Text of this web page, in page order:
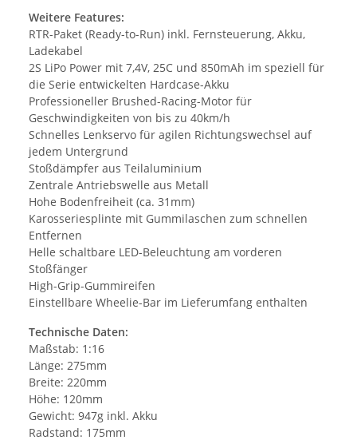
Weitere Features:
RTR-Paket (Ready-to-Run) inkl. Fernsteuerung, Akku,
Ladekabel
2S LiPo Power mit 7,4V, 25C und 850mAh im speziell für
die Serie entwickelten Hardcase-Akku
Professioneller Brushed-Racing-Motor für
Geschwindigkeiten von bis zu 40km/h
Schnelles Lenkservo für agilen Richtungswechsel auf
jedem Untergrund
Stoßdämpfer aus Teilaluminium
Zentrale Antriebswelle aus Metall
Hohe Bodenfreiheit (ca. 31mm)
Karosseriesplinte mit Gummilaschen zum schnellen
Entfernen
Helle schaltbare LED-Beleuchtung am vorderen
Stoßfänger
High-Grip-Gummireifen
Einstellbare Wheelie-Bar im Lieferumfang enthalten
Technische Daten:
Maßstab: 1:16
Länge: 275mm
Breite: 220mm
Höhe: 120mm
Gewicht: 947g inkl. Akku
Radstand: 175mm